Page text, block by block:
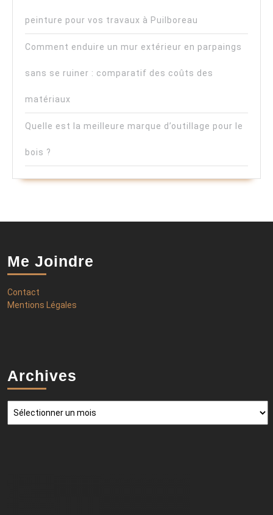
peinture pour vos travaux à Puilboreau
Comment enduire un mur extérieur en parpaings
sans se ruiner : comparatif des coûts des
matériaux
Quelle est la meilleure marque d’outillage pour le
bois ?
Me Joindre
Contact
Mentions Légales
Archives